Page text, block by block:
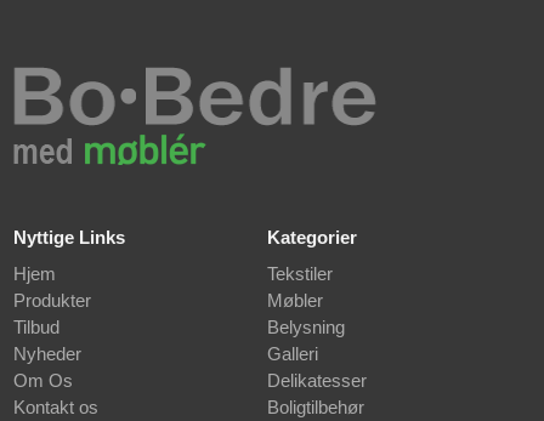
Nyttige Links
Hjem
Produkter
Tilbud
Nyheder
Om Os
Kontakt os
Kategorier
Tekstiler
Møbler
Belysning
Galleri
Delikatesser
Boligtilbehør